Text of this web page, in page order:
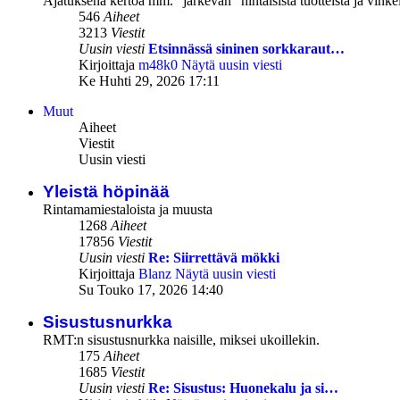
546Aiheet
3213 Viestit
Uusin viesti Etsinnässä sininen sorkkaraut…
Kirjoittaja m48k0 Näytä uusin viesti
Ke Huhti 29, 2026 17:11
Muut
Aiheet
Viestit
Uusin viesti
Yleistä höpinää
Rintamamiestaloista ja muusta
1268Aiheet
17856 Viestit
Uusin viesti Re: Siirrettävä mökki
Kirjoittaja Blanz Näytä uusin viesti
Su Touko 17, 2026 14:40
Sisustusnurkka
RMT:n sisustusnurkka naisille, miksei ukoillekin.
175Aiheet
1685 Viestit
Uusin viesti Re: Sisustus: Huonekalu ja si…